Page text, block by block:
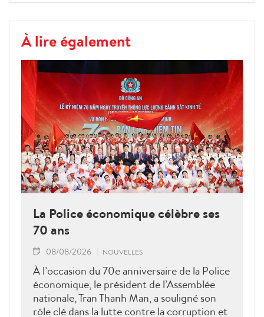
À lire également
La Police économique célèbre ses
70 ans
08/08/2026 NOUVELLES
À l’occasion du 70e anniversaire de la Police
économique, le président de l’Assemblée
nationale, Tran Thanh Man, a souligné son
rôle clé dans la lutte contre la corruption et